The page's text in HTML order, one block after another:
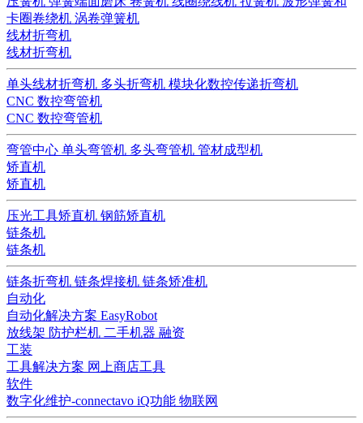
卡圈卷绕机 涡卷弹簧机
线材折弯机
线材折弯机
单头线材折弯机 多头折弯机 模块化数控传递折弯机
CNC 数控弯管机
CNC 数控弯管机
弯管中心 单头弯管机 多头弯管机 管材成型机
矫直机
矫直机
压光工具矫直机 钢筋矫直机
链条机
链条机
链条折弯机 链条焊接机 链条矫准机
自动化
自动化解决方案 EasyRobot
放线架 防护栏机 二手机器 融资
工装
工具解决方案 网上商店工具
软件
数字化维护-connectavo iQ功能 物联网